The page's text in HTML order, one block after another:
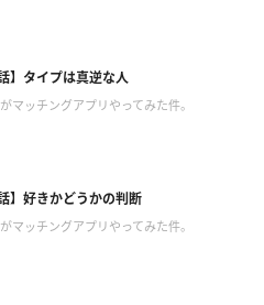
】タイプは真逆な人
マッチングアプリやってみた件。
】好きかどうかの判断
マッチングアプリやってみた件。